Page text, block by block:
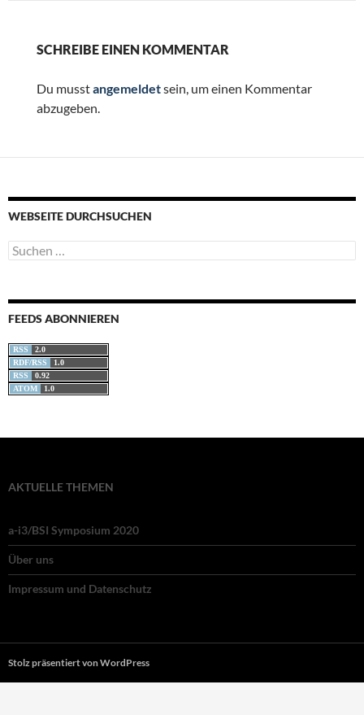
SCHREIBE EINEN KOMMENTAR
Du musstangemeldetsein, um einen Kommentar
abzugeben.
WEBSEITE DURCHSUCHEN
Suchen
nach:
FEEDS ABONNIEREN
RSS
2.0
RDF/RSS
1.0
RSS
0.92
ATOM
1.0
AKTUELLE THEMEN
a-i3/BSI Symposium 2020
Über uns
Impressum und Datenschutz
Stolz präsentiert von WordPress